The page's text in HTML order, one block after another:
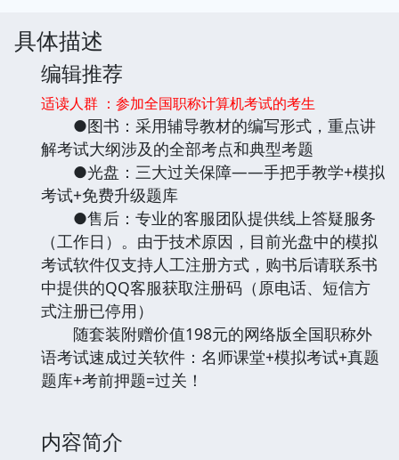
具体描述
编辑推荐
适读人群 ：参加全国职称计算机考试的考生
●图书：采用辅导教材的编写形式，重点讲
解考试大纲涉及的全部考点和典型考题
●光盘：三大过关保障——手把手教学+模拟
考试+免费升级题库
●售后：专业的客服团队提供线上答疑服务
（工作日）。由于技术原因，目前光盘中的模拟
考试软件仅支持人工注册方式，购书后请联系书
中提供的QQ客服获取注册码（原电话、短信方
式注册已停用）
随套装附赠价值198元的网络版全国职称外
语考试速成过关软件：名师课堂+模拟考试+真题
题库+考前押题=过关！
内容简介